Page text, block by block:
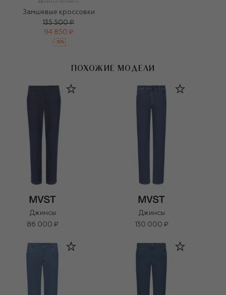
Замшевые кроссовки
135 500 ₽
94 850 ₽
-30%
ПОХОЖИЕ МОДЕЛИ
Джинсы
86 000 ₽
Джинсы
130 000 ₽